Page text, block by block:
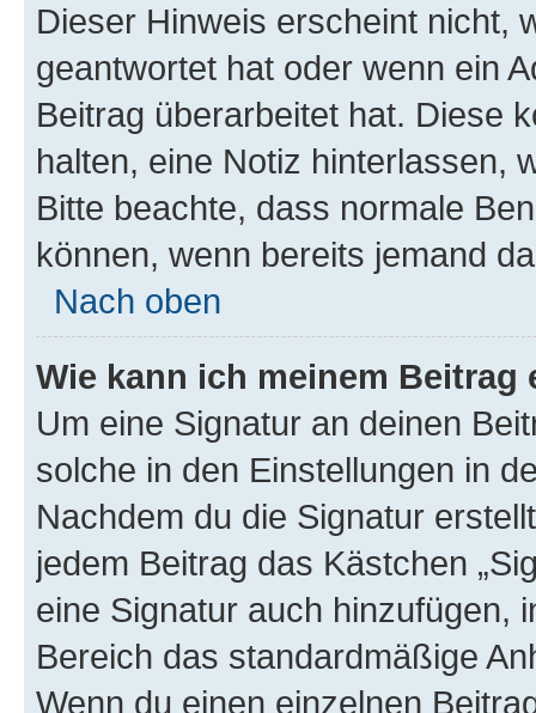
Dieser Hinweis erscheint nicht,
geantwortet hat oder wenn ein
Beitrag überarbeitet hat. Diese
halten, eine Notiz hinterlassen,
Bitte beachte, dass normale
können, wenn bereits jemand
Nach oben
Wie kann ich meinem
Um eine Signatur an deinen
solche in den Einstellungen in
Nachdem du die Signatur
jedem Beitrag das Kästchen
eine Signatur auch hinzufügen,
Bereich das standardmäßige
Wenn du einen einzelnen